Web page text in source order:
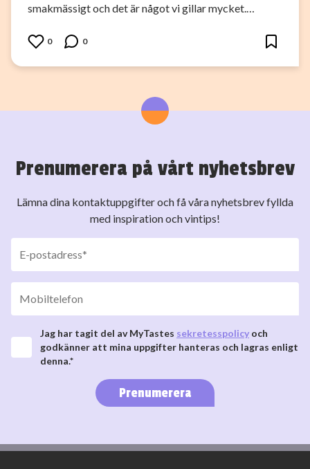
smakmässigt och det är något vi gillar mycket.…
0 0
Prenumerera på vårt nyhetsbrev
Lämna dina kontaktuppgifter och få våra nyhetsbrev fyllda
med inspiration och vintips!
Jag har tagit del av MyTastes sekretesspolicy och
godkänner att mina uppgifter hanteras och lagras enligt
denna.*
Prenumerera